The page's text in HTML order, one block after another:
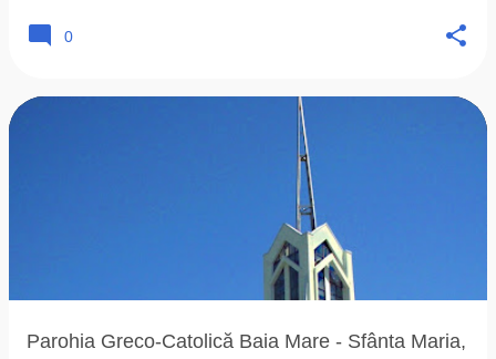
0
Parohia Greco-Catolică Baia Mare - Sfânta Maria,